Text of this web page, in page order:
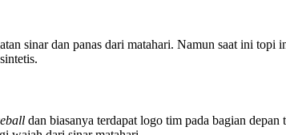
sinar dan panas dari matahari. Namun saat ini
dan biasanya terdapat logo tim pada bagian depan